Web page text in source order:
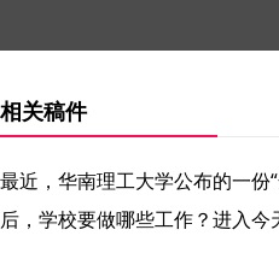
相关稿件
最近，华南理工大学公布的一
后，学校要做哪些工作？进入今